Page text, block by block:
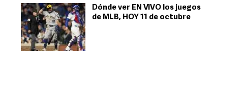
Dónde ver EN VIVO los juegos
de MLB, HOY 11 de octubre